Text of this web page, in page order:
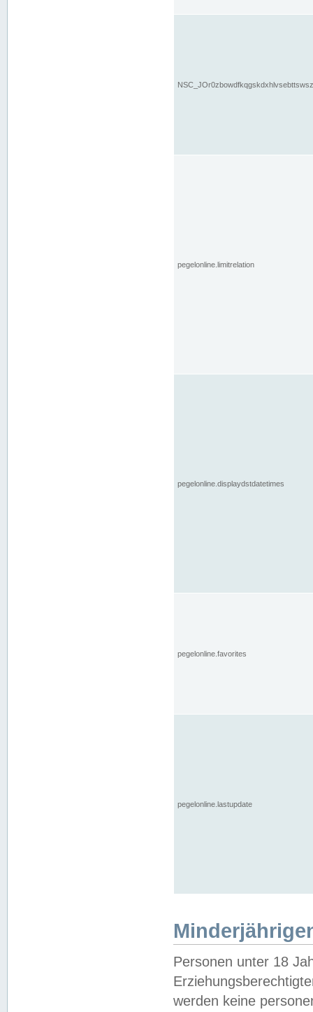
pegelonline.limitrelation
pegelonline.displaydstdatetimes
pegelonline.favorites
pegelonline.lastupdate
Personen unter 18
werden keine